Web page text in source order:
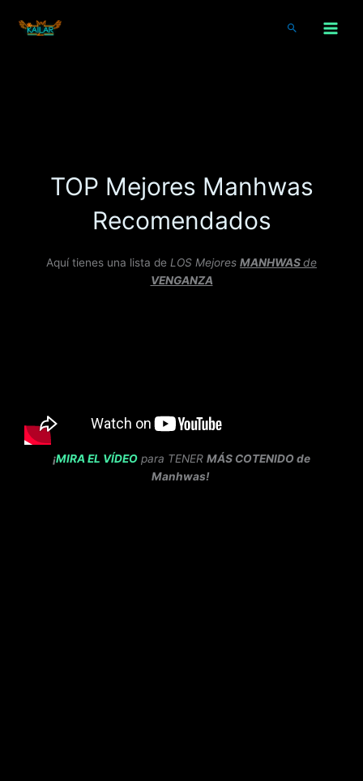
Buscar
TOP Mejores Manhwas
Recomendados
Aquí tienes una lista de LOS Mejores MANHWASde
VENGANZA
¡MIRA EL VÍDEO para TENER MÁS COTENIDO de
Manhwas!